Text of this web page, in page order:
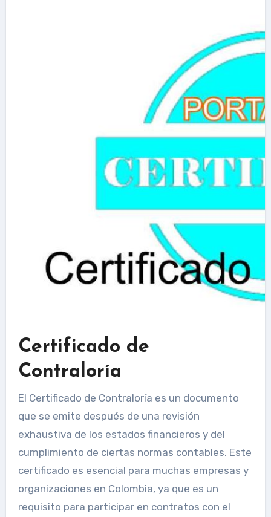
Certificado de
Contraloría
El Certificado de Contraloría es un documento
que se emite después de una revisión
exhaustiva de los estados financieros y del
cumplimiento de ciertas normas contables. Este
certificado es esencial para muchas empresas y
organizaciones en Colombia, ya que es un
requisito para participar en contratos con el